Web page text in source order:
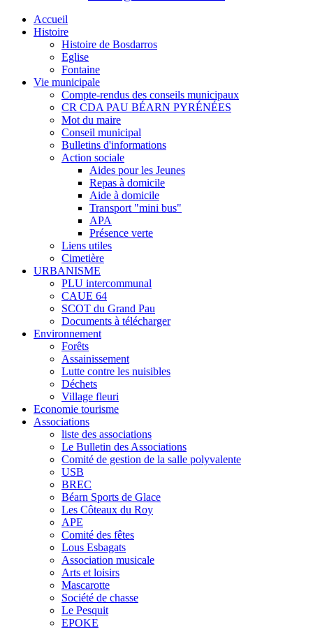
Accueil
Histoire
Histoire de Bosdarros
Eglise
Fontaine
Vie municipale
Compte-rendus des conseils municipaux
CR CDA PAU BÉARN PYRÉNÉES
Mot du maire
Conseil municipal
Bulletins d'informations
Action sociale
Aides pour les Jeunes
Repas à domicile
Aide à domicile
Transport "mini bus"
APA
Présence verte
Liens utiles
Cimetière
URBANISME
PLU intercommunal
CAUE 64
SCOT du Grand Pau
Documents à télécharger
Environnement
Forêts
Assainissement
Lutte contre les nuisibles
Déchets
Village fleuri
Economie tourisme
Associations
liste des associations
Le Bulletin des Associations
Comité de gestion de la salle polyvalente
USB
BREC
Béarn Sports de Glace
Les Côteaux du Roy
APE
Comité des fêtes
Lous Esbagats
Association musicale
Arts et loisirs
Mascarotte
Société de chasse
Le Pesquit
EPOKE